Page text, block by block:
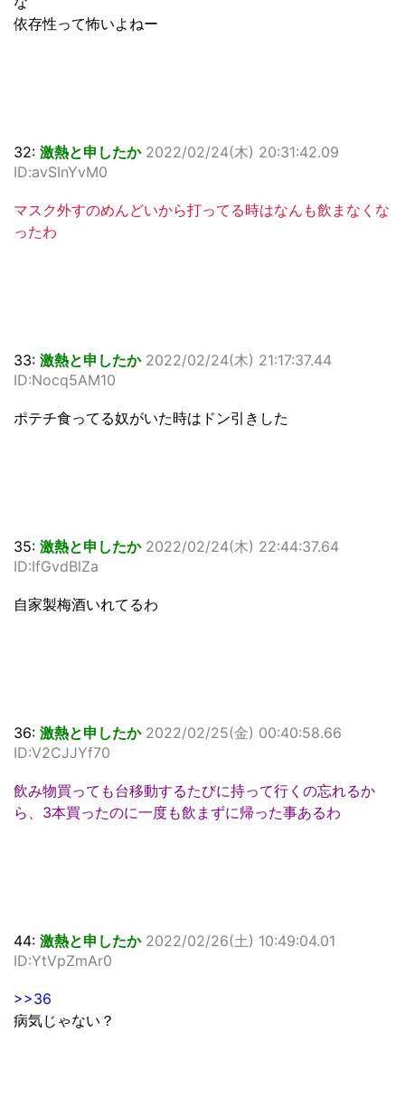
依存性って怖いよねー
32: 激熱と申したか 2022/02/24(木) 20:31:42.09
ID:avSInYvM0
マスク外すのめんどいから打ってる時はなんも飲まなくな
ったわ
33: 激熱と申したか 2022/02/24(木) 21:17:37.44
ID:Nocq5AM10
ポテチ食ってる奴がいた時はドン引きした
35: 激熱と申したか 2022/02/24(木) 22:44:37.64
ID:IfGvdBlZa
自家製梅酒いれてるわ
36: 激熱と申したか 2022/02/25(金) 00:40:58.66
ID:V2CJJYf70
飲み物買っても台移動するたびに持って行くの忘れるか
ら、3本買ったのに一度も飲まずに帰った事あるわ
44: 激熱と申したか 2022/02/26(土) 10:49:04.01
ID:YtVpZmAr0
>>36
病気じゃない？